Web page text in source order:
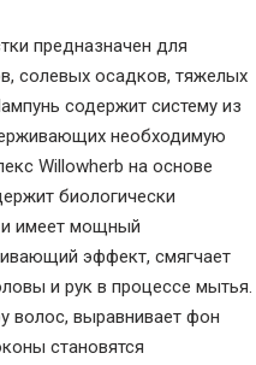
предназначен для
солевых осадков, тяжелых
содержит систему из
Willowherb на основе
биологически
и имеет мощный
эффект, смягчает
и рук в процессе мытья.
волос, выравнивает фон
становятся